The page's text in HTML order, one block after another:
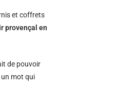
et coffrets
provençal en
de pouvoir
un mot qui